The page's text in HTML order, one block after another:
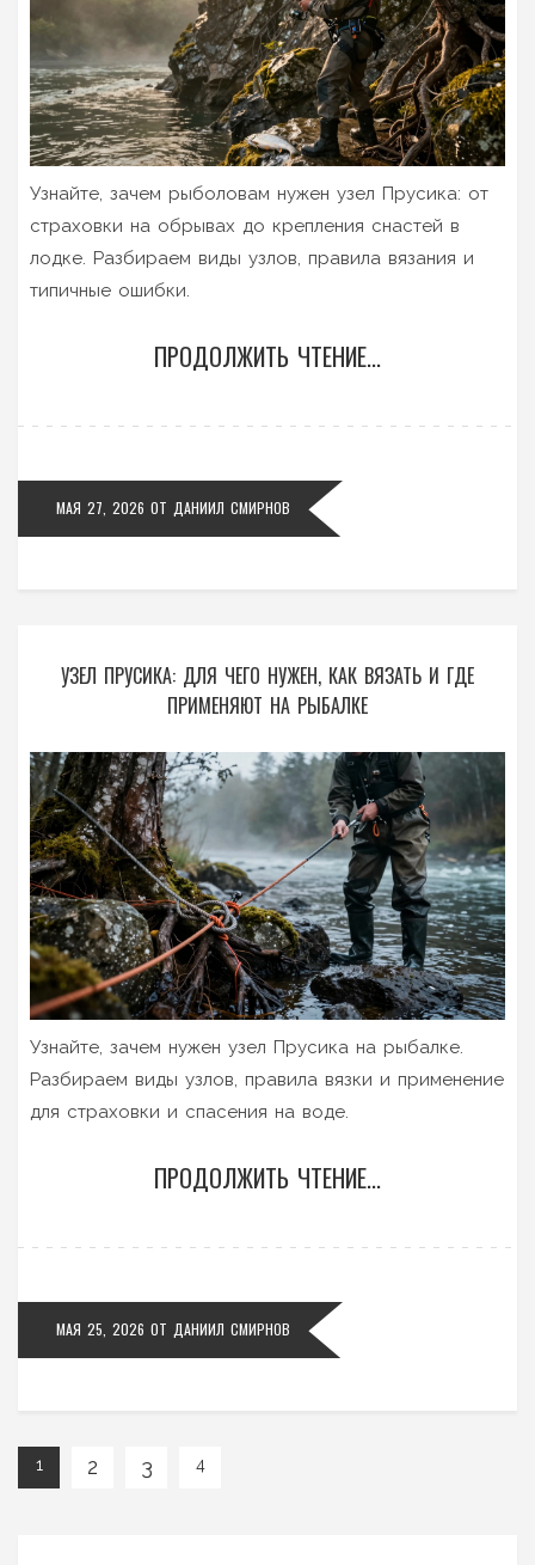
Узнайте, зачем рыболовам нужен узел Прусика: от
страховки на обрывах до крепления снастей в
лодке. Разбираем виды узлов, правила вязания и
типичные ошибки.
ПРОДОЛЖИТЬ ЧТЕНИЕ...
МАЯ 27, 2026 ОТ ДАНИИЛ СМИРНОВ
УЗЕЛ ПРУСИКА: ДЛЯ ЧЕГО НУЖЕН, КАК ВЯЗАТЬ И ГДЕ
ПРИМЕНЯЮТ НА РЫБАЛКЕ
Узнайте, зачем нужен узел Прусика на рыбалке.
Разбираем виды узлов, правила вязки и применение
для страховки и спасения на воде.
ПРОДОЛЖИТЬ ЧТЕНИЕ...
МАЯ 25, 2026 ОТ ДАНИИЛ СМИРНОВ
1 2 3 4